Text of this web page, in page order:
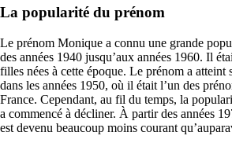
La popularité du prénom
Le prénom Monique a connu une grande
des années 1940 jusqu’aux années 1960. Il
filles nées à cette époque. Le prénom a atteint
dans les années 1950, où il était l’un des
France. Cependant, au fil du temps, la
a commencé à décliner. À partir des années
est devenu beaucoup moins courant